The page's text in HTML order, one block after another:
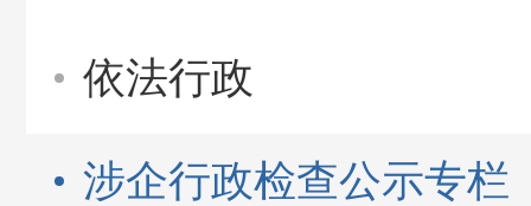
依法行政
涉企行政检查公示专栏